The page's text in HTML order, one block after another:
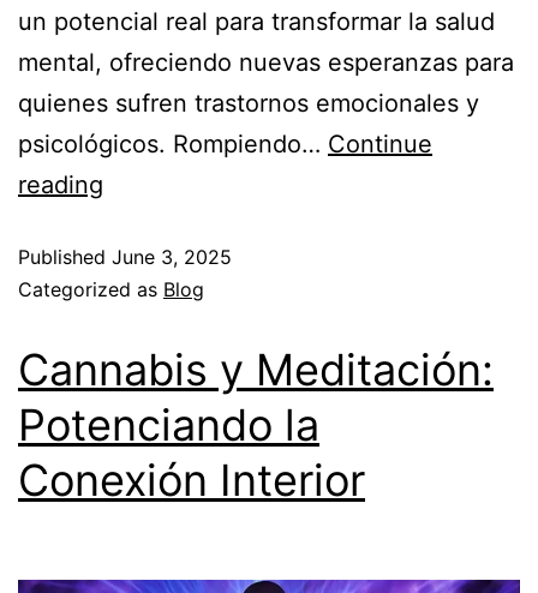
un potencial real para transformar la salud
mental, ofreciendo nuevas esperanzas para
quienes sufren trastornos emocionales y
psicológicos. Rompiendo… Continue
reading
Published June 3, 2025
Categorized as Blog
Cannabis y Meditación:
Potenciando la
Conexión Interior